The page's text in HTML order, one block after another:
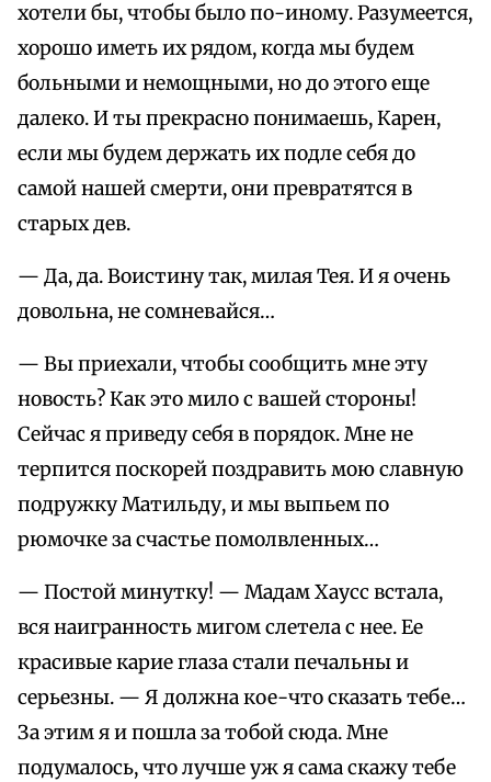
хотели бы, чтобы было по-иному. Разумеется,
хорошо иметь их рядом, когда мы будем
больными и немощными, но до этого еще
далеко. И ты прекрасно понимаешь, Карен,
если мы будем держать их подле себя до
самой нашей смерти, они превратятся в
старых дев.
— Да, да. Воистину так, милая Тея. И я очень
довольна, не сомневайся…
— Вы приехали, чтобы сообщить мне эту
новость? Как это мило с вашей стороны!
Сейчас я приведу себя в порядок. Мне не
терпится поскорей поздравить мою славную
подружку Матильду, и мы выпьем по
рюмочке за счастье помолвленных…
— Постой минутку! — Мадам Хаусс встала,
вся наигранность мигом слетела с нее. Ее
красивые карие глаза стали печальны и
серьезны. — Я должна кое-что сказать тебе…
За этим я и пошла за тобой сюда. Мне
подумалось, что лучше уж я сама скажу тебе